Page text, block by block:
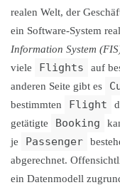
realen Welt, der
ein Software-System
Information System
viele
Flights auf
anderen Seite gibt es
bestimmten
Flight
getätigte Booking
je Passenger
abgerechnet.
ein Datenmodell